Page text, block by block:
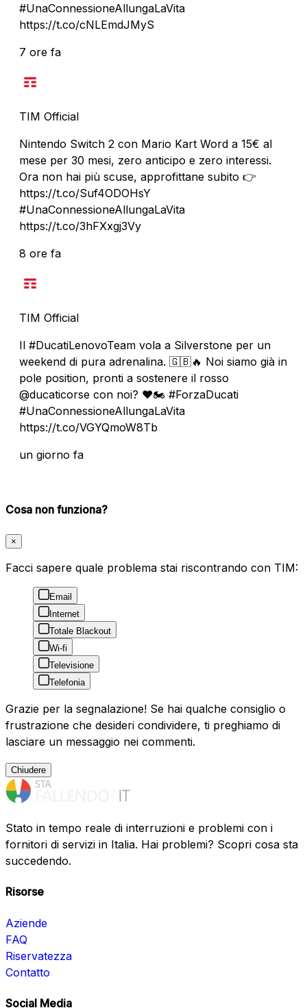
#UnaConnessioneAllungaLaVita
https://t.co/cNLEmdJMyS
7 ore fa
TIM Official
Nintendo Switch 2 con Mario Kart Word a 15€ al
mese per 30 mesi, zero anticipo e zero interessi.
Ora non hai più scuse, approfittane subito 👉
https://t.co/Suf4ODOHsY
#UnaConnessioneAllungaLaVita
https://t.co/3hFXxgj3Vy
8 ore fa
TIM Official
Il #DucatiLenovoTeam vola a Silverstone per un
weekend di pura adrenalina. 🇬🇧🔥 Noi siamo già in
pole position, pronti a sostenere il rosso
@ducaticorse con noi? ❤️🏍️ #ForzaDucati
#UnaConnessioneAllungaLaVita
https://t.co/VGYQmoW8Tb
un giorno fa
Cosa non funziona?
×
Facci sapere quale problema stai riscontrando con TIM:
Email
Internet
Totale Blackout
Wi-fi
Televisione
Telefonia
Grazie per la segnalazione! Se hai qualche consiglio o
frustrazione che desideri condividere, ti preghiamo di
lasciare un messaggio nei commenti.
Chiudere
Stato in tempo reale di interruzioni e problemi con i
fornitori di servizi in Italia. Hai problemi? Scopri cosa sta
succedendo.
Risorse
Aziende
FAQ
Riservatezza
Contatto
Social Media